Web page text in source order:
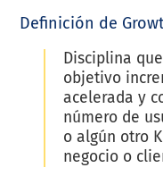
Definición de
Disciplina
objetivo
acelerada y
número de
o algún otro
negocio o